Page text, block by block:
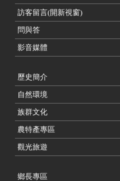
訪客留言(開新視窗)
問與答
影音媒體
歷史簡介
自然環境
族群文化
農特產專區
觀光旅遊
鄉長專區